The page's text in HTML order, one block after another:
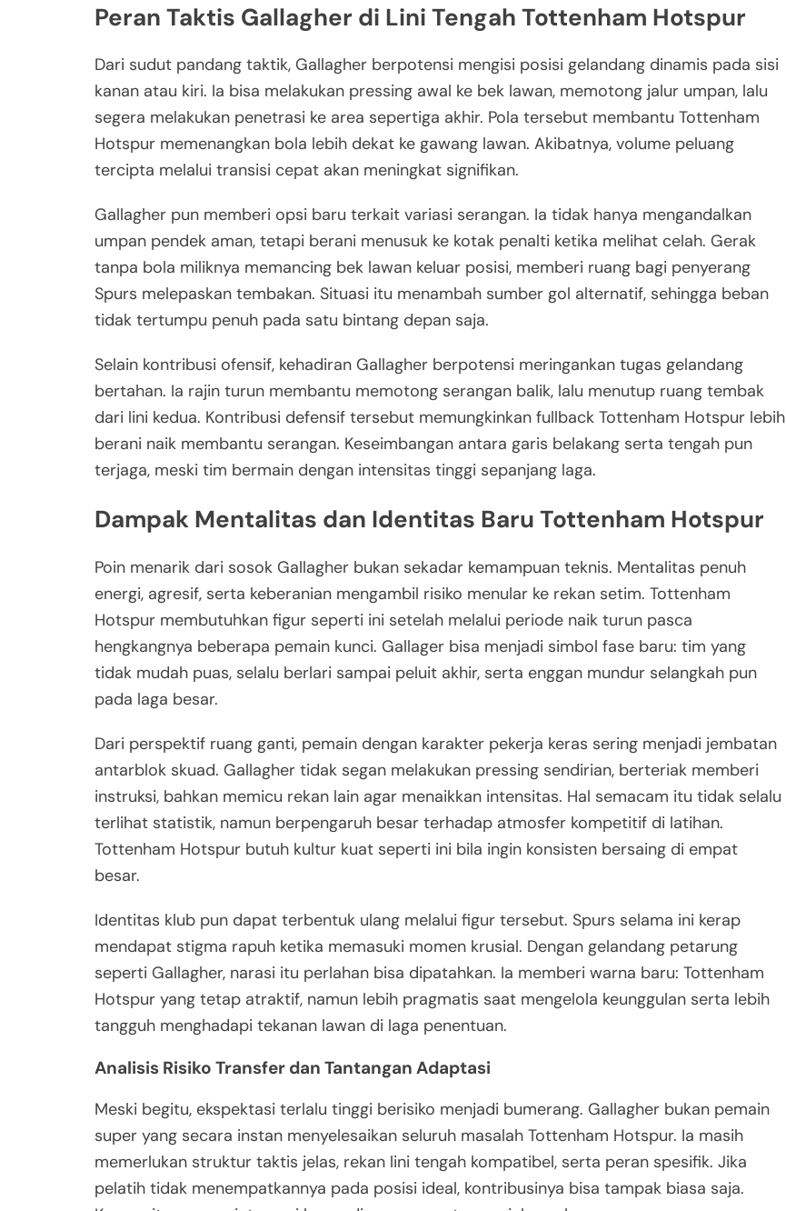
Peran Taktis Gallagher di Lini Tengah Tottenham Hotspur
Dari sudut pandang taktik, Gallagher berpotensi mengisi posisi gelandang dinamis pada sisi
kanan atau kiri. Ia bisa melakukan pressing awal ke bek lawan, memotong jalur umpan, lalu
segera melakukan penetrasi ke area sepertiga akhir. Pola tersebut membantu Tottenham
Hotspur memenangkan bola lebih dekat ke gawang lawan. Akibatnya, volume peluang
tercipta melalui transisi cepat akan meningkat signifikan.
Gallagher pun memberi opsi baru terkait variasi serangan. Ia tidak hanya mengandalkan
umpan pendek aman, tetapi berani menusuk ke kotak penalti ketika melihat celah. Gerak
tanpa bola miliknya memancing bek lawan keluar posisi, memberi ruang bagi penyerang
Spurs melepaskan tembakan. Situasi itu menambah sumber gol alternatif, sehingga beban
tidak tertumpu penuh pada satu bintang depan saja.
Selain kontribusi ofensif, kehadiran Gallagher berpotensi meringankan tugas gelandang
bertahan. Ia rajin turun membantu memotong serangan balik, lalu menutup ruang tembak
dari lini kedua. Kontribusi defensif tersebut memungkinkan fullback Tottenham Hotspur lebih
berani naik membantu serangan. Keseimbangan antara garis belakang serta tengah pun
terjaga, meski tim bermain dengan intensitas tinggi sepanjang laga.
Dampak Mentalitas dan Identitas Baru Tottenham Hotspur
Poin menarik dari sosok Gallagher bukan sekadar kemampuan teknis. Mentalitas penuh
energi, agresif, serta keberanian mengambil risiko menular ke rekan setim. Tottenham
Hotspur membutuhkan figur seperti ini setelah melalui periode naik turun pasca
hengkangnya beberapa pemain kunci. Gallager bisa menjadi simbol fase baru: tim yang
tidak mudah puas, selalu berlari sampai peluit akhir, serta enggan mundur selangkah pun
pada laga besar.
Dari perspektif ruang ganti, pemain dengan karakter pekerja keras sering menjadi jembatan
antarblok skuad. Gallagher tidak segan melakukan pressing sendirian, berteriak memberi
instruksi, bahkan memicu rekan lain agar menaikkan intensitas. Hal semacam itu tidak selalu
terlihat statistik, namun berpengaruh besar terhadap atmosfer kompetitif di latihan.
Tottenham Hotspur butuh kultur kuat seperti ini bila ingin konsisten bersaing di empat
besar.
Identitas klub pun dapat terbentuk ulang melalui figur tersebut. Spurs selama ini kerap
mendapat stigma rapuh ketika memasuki momen krusial. Dengan gelandang petarung
seperti Gallagher, narasi itu perlahan bisa dipatahkan. Ia memberi warna baru: Tottenham
Hotspur yang tetap atraktif, namun lebih pragmatis saat mengelola keunggulan serta lebih
tangguh menghadapi tekanan lawan di laga penentuan.
Analisis Risiko Transfer dan Tantangan Adaptasi
Meski begitu, ekspektasi terlalu tinggi berisiko menjadi bumerang. Gallagher bukan pemain
super yang secara instan menyelesaikan seluruh masalah Tottenham Hotspur. Ia masih
memerlukan struktur taktis jelas, rekan lini tengah kompatibel, serta peran spesifik. Jika
pelatih tidak menempatkannya pada posisi ideal, kontribusinya bisa tampak biasa saja.